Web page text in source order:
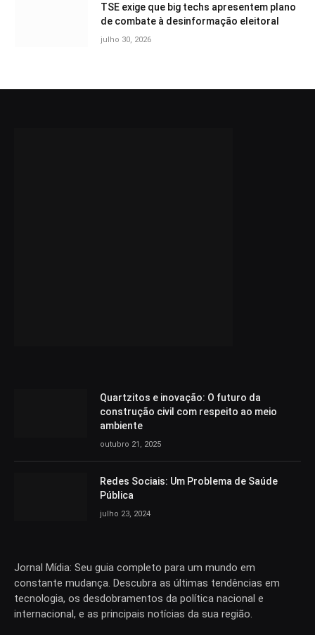
TSE exige que big techs apresentem plano
de combate à desinformação eleitoral
julho 30, 2026
Quartzitos e inovação: O futuro da
construção civil com respeito ao meio
ambiente
outubro 21, 2025
Redes Sociais: Um Problema de Saúde
Pública
julho 23, 2024
Jornal Mídia: Seu guia completo para um mundo em
constante mudança. Descubra as últimas tendências em
tecnologia, os desdobramentos da política nacional e
internacional, e as principais notícias da sua região.